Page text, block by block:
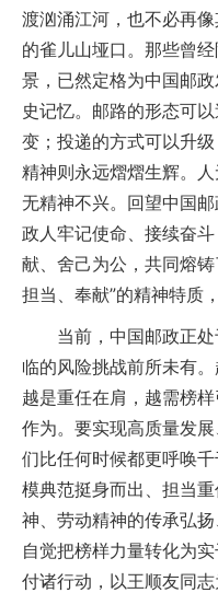
渡汹涌江河，也不必再
的雀儿山垭口。那些曾
景，已然定格为中国邮
史记忆。邮路的形态可
变；投递的方式可以升
精神则永远熠熠生辉。
无精神不兴。回望中国
政人牢记使命、接续奋
献、舍己为公，共同熔铸
担当、奉献”的精神特质
当前，中国邮政正处
临的风险挑战前所未有
越是重任在肩，越需榜
作为。要实现高质量发
们比任何时候都更呼唤
模典范挺身而出、担当
神、劳动精神的传承弘
自觉把榜样力量转化为
付诸行动，以王顺友同